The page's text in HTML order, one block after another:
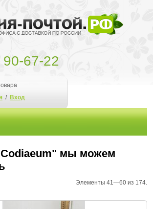
90-67-22
/ Вход
мы можем
Элементы 41—60 из 174.